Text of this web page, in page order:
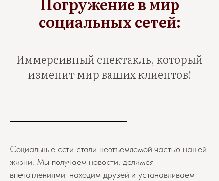
социальных сетей:
Иммерсивный спектакль, который
изменит мир ваших клиентов!
Социальные сети стали неотъемлемой частью нашей
жизни. Мы получаем новости, делимся
впечатлениями, находим друзей и устанавливаем